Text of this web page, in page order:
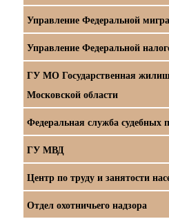
Управление Федеральной
Управление Федеральной
ГУ МО Государственная
Московской области
Федеральная служба судебных
ГУ МВД
Центр по труду и занятости
Отдел охотничьего надзора